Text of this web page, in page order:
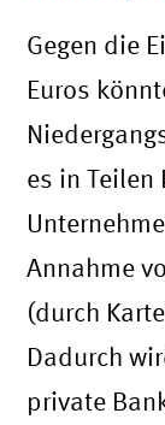
Gegen die
Euros
es in Teilen
Annahme
(durch
Dadurch
private